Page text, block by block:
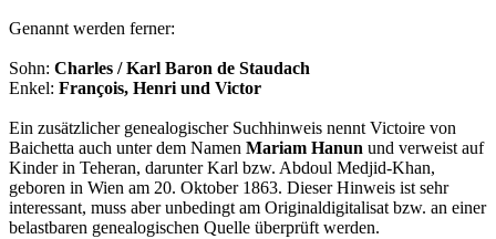
Genannt werden ferner:
Sohn: Charles / Karl Baron de Staudach
Enkel: François, Henri und Victor
Ein zusätzlicher genealogischer Suchhinweis nennt Victoire von
Baichetta auch unter dem Namen Mariam Hanun und verweist auf
Kinder in Teheran, darunter Karl bzw. Abdoul Medjid-Khan,
geboren in Wien am 20. Oktober 1863. Dieser Hinweis ist sehr
interessant, muss aber unbedingt am Originaldigitalisat bzw. an einer
belastbaren genealogischen Quelle überprüft werden.